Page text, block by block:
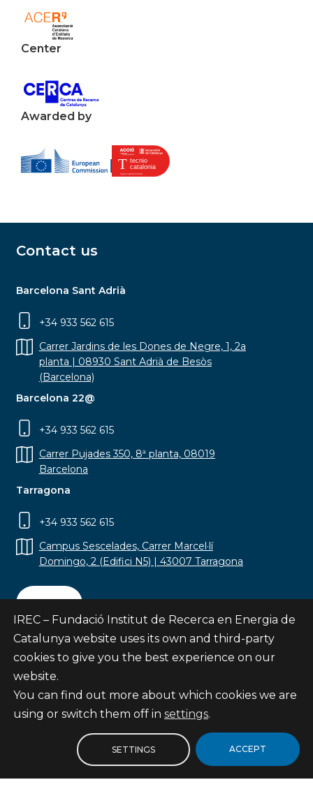
Center
Awarded by
Contact us
Barcelona Sant Adrià
+34 933 562 615
Carrer Jardins de les Dones de Negre, 1, 2a
planta | 08930 Sant Adrià de Besòs
(Barcelona)
Barcelona 22@
+34 933 562 615
Carrer Pujades 350, 8ª planta, 08019
Barcelona
Tarragona
+34 933 562 615
Campus Sescelades, Carrer Marcel·lí
Domingo, 2 (Edifici N5) | 43007 Tarragona
Contact
Subscribe
© Fundació Institut de Recerca en Energia de
IREC – Fundació Institut de Recerca en Energia de
Catalunya website uses its own and third-party
cookies to give you the best experience on our
website.
You can find out more about which cookies we are
using or switch them off in settings.
ACCEPT
SETTINGS